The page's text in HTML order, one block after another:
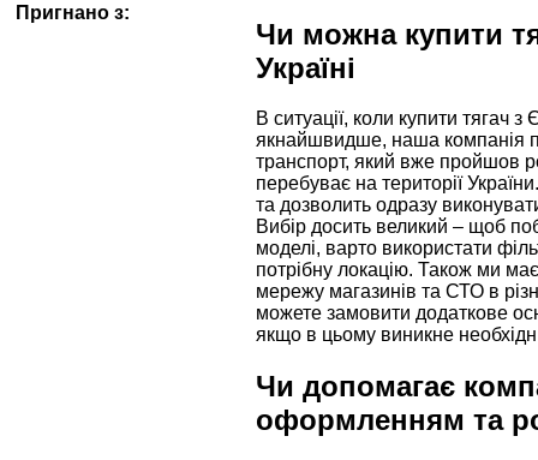
Пригнано з:
Чи можна купити
Україні
В ситуації, коли купити тягач
якнайшвидше, наша компанія
транспорт, який вже пройшов
перебуває на території
та дозволить одразу
Вибір досить великий – щоб
моделі, варто використати
потрібну локацію. Також ми
мережу магазинів та СТО в
можете замовити додаткове
якщо в цьому виникне
Чи допомагає
оформленням та